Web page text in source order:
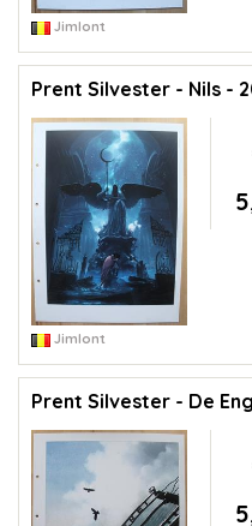
Jimlont
Prent Silvester - Nils -
Jimlont
Prent Silvester - De